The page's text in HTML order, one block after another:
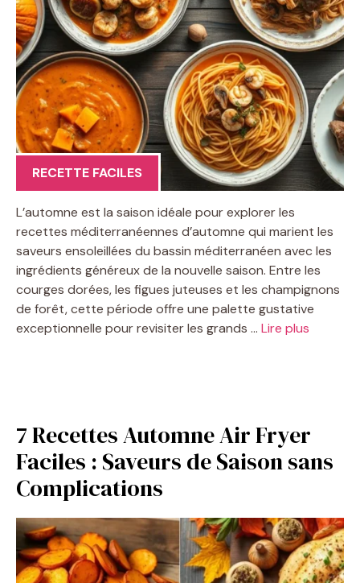
RECETTE FACILES
L’automne est la saison idéale pour explorer les
recettes méditerranéennes d’automne qui marient les
saveurs ensoleillées du bassin méditerranéen avec les
ingrédients généreux de la nouvelle saison. Entre les
courges dorées, les figues juteuses et les champignons
de forêt, cette période offre une palette gustative
exceptionnelle pour revisiter les grands … Lire plus
7 Recettes Automne Air Fryer
Faciles : Saveurs de Saison sans
Complications